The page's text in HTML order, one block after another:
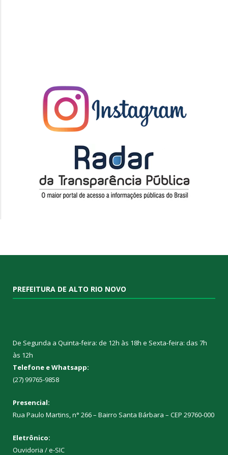
PREFEITURA DE ALTO RIO NOVO
De Segunda a Quinta-feira: de 12h às 18h e Sexta-feira: das 7h
às 12h
Telefone e Whatsapp:
(27) 99765-9858
Presencial:
Rua Paulo Martins, n° 266 – Bairro Santa Bárbara – CEP 29760-000
Eletrônico:
Ouvidoria /e-SIC